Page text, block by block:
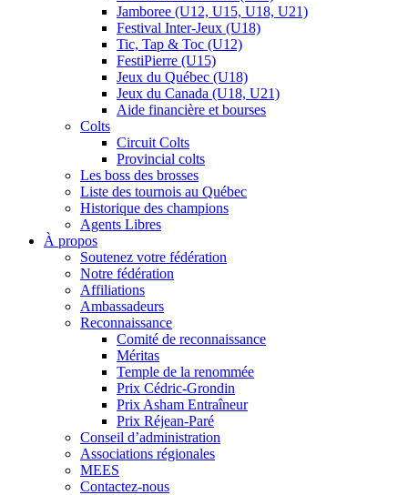
Jamboree (U12, U15, U18, U21)
Festival Inter-Jeux (U18)
Tic, Tap & Toc (U12)
FestiPierre (U15)
Jeux du Québec (U18)
Jeux du Canada (U18, U21)
Aide financière et bourses
Colts
Circuit Colts
Provincial colts
Les boss des brosses
Liste des tournois au Québec
Historique des champions
Agents Libres
À propos
Soutenez votre fédération
Notre fédération
Affiliations
Ambassadeurs
Reconnaissance
Comité de reconnaissance
Méritas
Temple de la renommée
Prix Cédric-Grondin
Prix Asham Entraîneur
Prix Réjean-Paré
Conseil d’administration
Associations régionales
MEES
Contactez-nous